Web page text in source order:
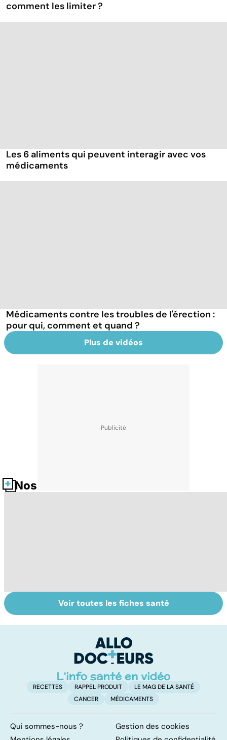
comment les limiter ?
Les 6 aliments qui peuvent interagir avec vos
médicaments
Médicaments contre les troubles de l'érection :
pour qui, comment et quand ?
Plus de vidéos
Nos fiches santé
Le paludisme, un
fléau planétaire
Troubles anxieux,
une anxiété
Voir toutes les fiches santé
RECETTES RAPPEL PRODUIT
LE MAG DE LA SANTÉ
CANCER
MÉDICAMENTS
Qui sommes-nous ?
Gestion des cookies